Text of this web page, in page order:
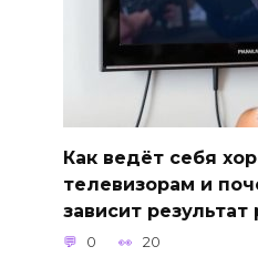
Как ведёт себя
телевизорам и
зависит результат
0 20